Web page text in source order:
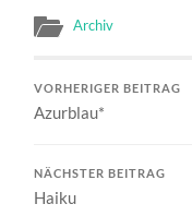
Archiv
VORHERIGER BEITRAG
Azurblau*
NÄCHSTER BEITRAG
Haiku